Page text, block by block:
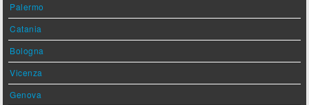
Palermo
Catania
Bologna
Vicenza
Genova